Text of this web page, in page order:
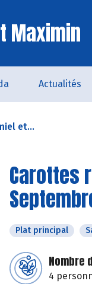
Maximin
Actualités
et...
Carottes
Plat principal
Nombre
4